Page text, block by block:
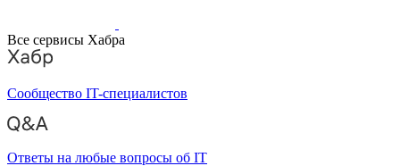
Все сервисы Хабра
Сообщество IT-специалистов
Ответы на любые вопросы об IT